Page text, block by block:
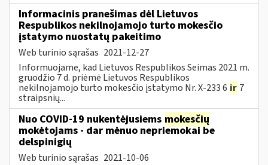
Informacinis pranešimas dėl Lietuvos
Respublikos nekilnojamojo turto mokesčio
įstatymo nuostatų pakeitimo
Web turinio sąrašas 2021-12-27
Informuojame, kad Lietuvos Respublikos Seimas 2021 m.
gruodžio 7 d. priėmė Lietuvos Respublikos
nekilnojamojo turto mokesčio įstatymo Nr. X-233 6 ir 7
straipsnių...
Nuo COVID-19 nukentėjusiems mokesčių
mokėtojams - dar mėnuo nepriemokai be
delspinigių
Web turinio sąrašas 2021-10-06